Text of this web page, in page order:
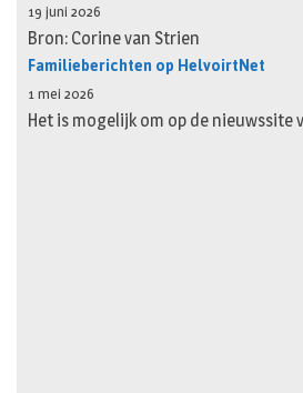
19 juni 2026
Bron: Corine van Strien
Familieberichten op HelvoirtNet
1 mei 2026
Het is mogelijk om op de nieuwssite